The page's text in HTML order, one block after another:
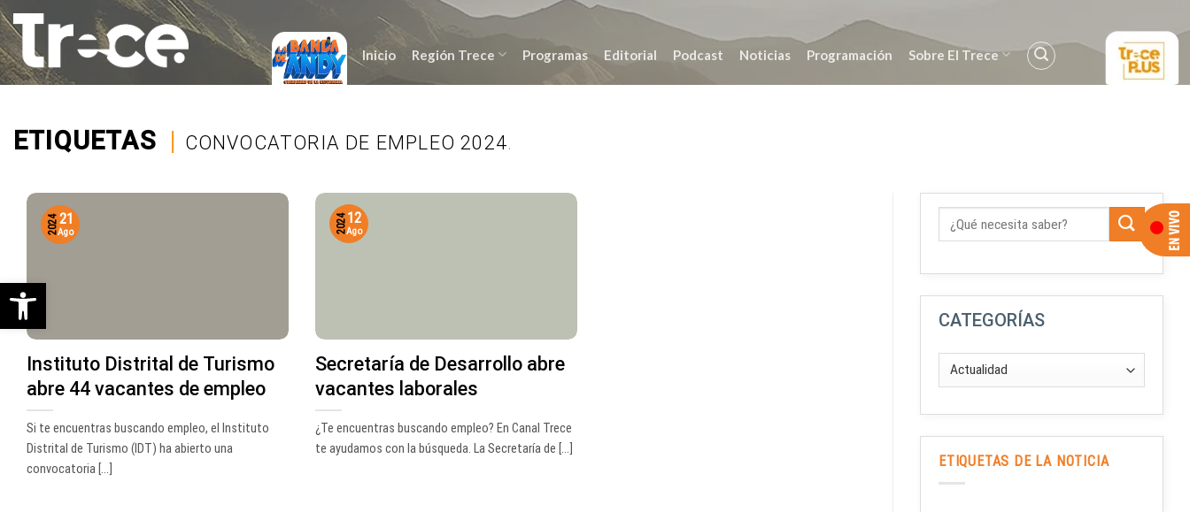
Saltar
al
contenido
Inicio Región Trece Programas Editorial Podcast Noticias Programación Sobre El Trece
ETIQUETAS | CONVOCATORIA DE EMPLEO 2024.
Instituto Distrital de Turismo
abre 44 vacantes de empleo
Si te encuentras buscando empleo, el Instituto
Distrital de Turismo (IDT) ha abierto una
convocatoria [...]
21
Ago
2024
Secretaría de Desarrollo abre
vacantes laborales
¿Te encuentras buscando empleo? En Canal Trece
te ayudamos con la búsqueda. La Secretaría de [...]
12
Ago
2024
CATEGORÍAS
ETIQUETAS DE LA NOTICIA
Abrir barra de herramientas